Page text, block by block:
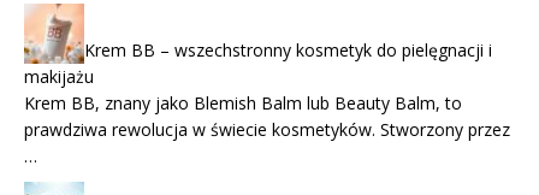
Krem BB – wszechstronny kosmetyk do pielęgnacji i
makijażu
Krem BB, znany jako Blemish Balm lub Beauty Balm, to
prawdziwa rewolucja w świecie kosmetyków. Stworzony przez
…